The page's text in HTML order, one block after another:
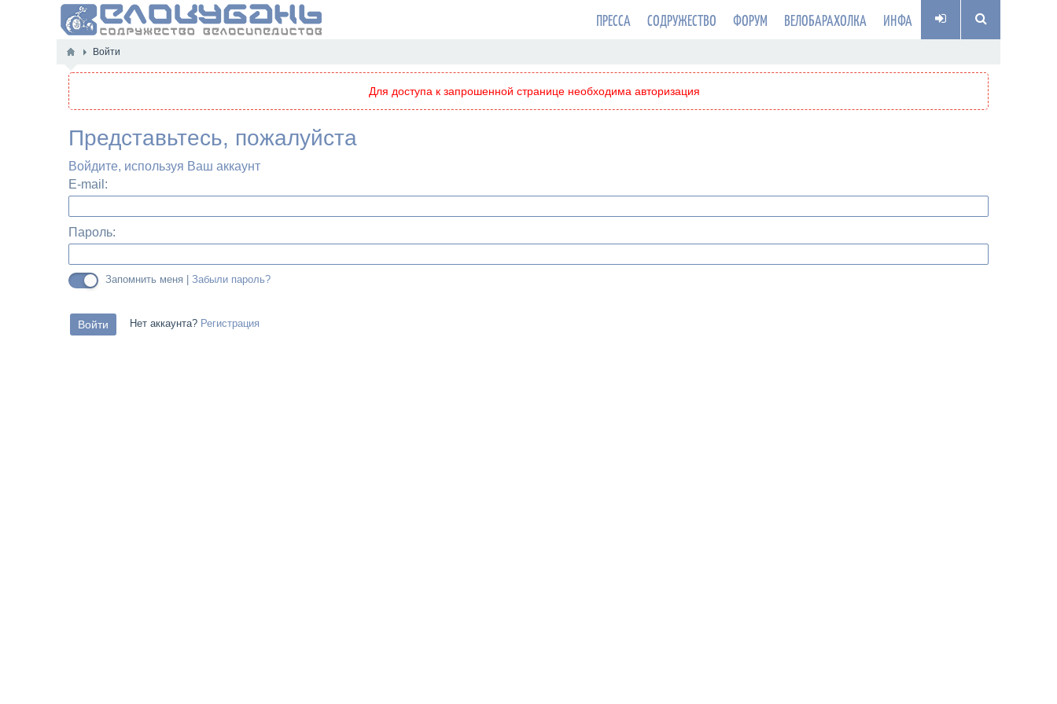
ПРЕССА СОДРУЖЕСТВО ФОРУМ ВЕЛОБАРАХОЛКА ИНФА
Войти
Для доступа к запрошенной странице необходима авторизация
Представьтесь, пожалуйста
Войдите, используя Ваш аккаунт
E-mail:
Пароль:
Запомнить меня | Забыли пароль?
Нет аккаунта? Регистрация